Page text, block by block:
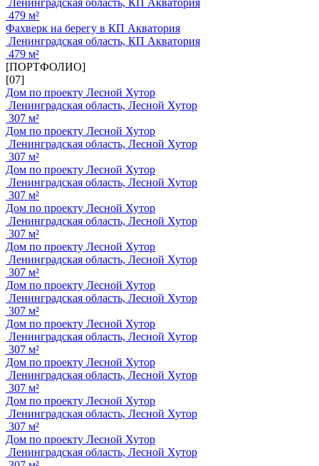
Ленинградская область, КП Акватория
479 м²
Фахверк на берегу в КП Акватория
Ленинградская область, КП Акватория
479 м²
[ПОРТФОЛИО]
[07]
Дом по проекту Лесной Хутор
Ленинградская область, Лесной Хутор
307 м²
Дом по проекту Лесной Хутор
Ленинградская область, Лесной Хутор
307 м²
Дом по проекту Лесной Хутор
Ленинградская область, Лесной Хутор
307 м²
Дом по проекту Лесной Хутор
Ленинградская область, Лесной Хутор
307 м²
Дом по проекту Лесной Хутор
Ленинградская область, Лесной Хутор
307 м²
Дом по проекту Лесной Хутор
Ленинградская область, Лесной Хутор
307 м²
Дом по проекту Лесной Хутор
Ленинградская область, Лесной Хутор
307 м²
Дом по проекту Лесной Хутор
Ленинградская область, Лесной Хутор
307 м²
Дом по проекту Лесной Хутор
Ленинградская область, Лесной Хутор
307 м²
Дом по проекту Лесной Хутор
Ленинградская область, Лесной Хутор